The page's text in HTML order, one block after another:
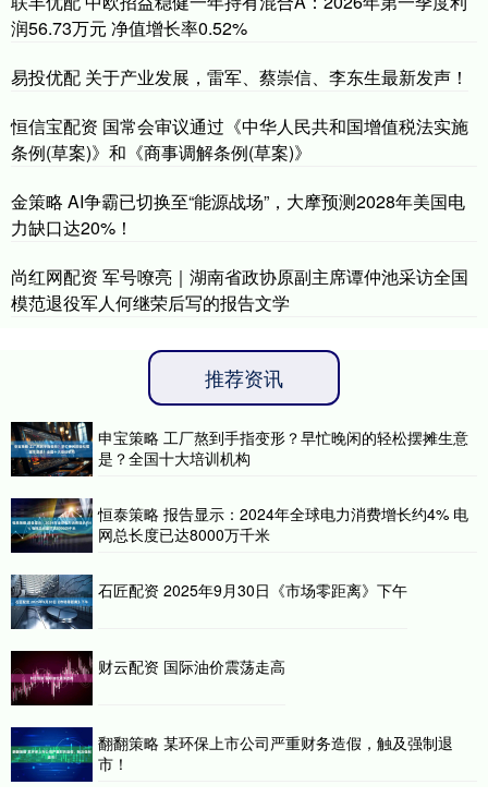
润56.73万元 净值增长率0.52%
易投优配 关于产业发展，雷军、蔡崇信、李东生最新发声！
恒信宝配资 国常会审议通过《中华人民共和国增值税法实施
条例(草案)》和《商事调解条例(草案)》
金策略 AI争霸已切换至“能源战场”，大摩预测2028年美国电
力缺口达20%！
尚红网配资 军号嘹亮｜湖南省政协原副主席谭仲池采访全国
模范退役军人何继荣后写的报告文学
推荐资讯
申宝策略 工厂熬到手指变形？早忙晚闲的轻松摆摊生意
是？全国十大培训机构
恒泰策略 报告显示：2024年全球电力消费增长约4% 电
网总长度已达8000万千米
石匠配资 2025年9月30日《市场零距离》下午
财云配资 国际油价震荡走高
翻翻策略 某环保上市公司严重财务造假，触及强制退
市！